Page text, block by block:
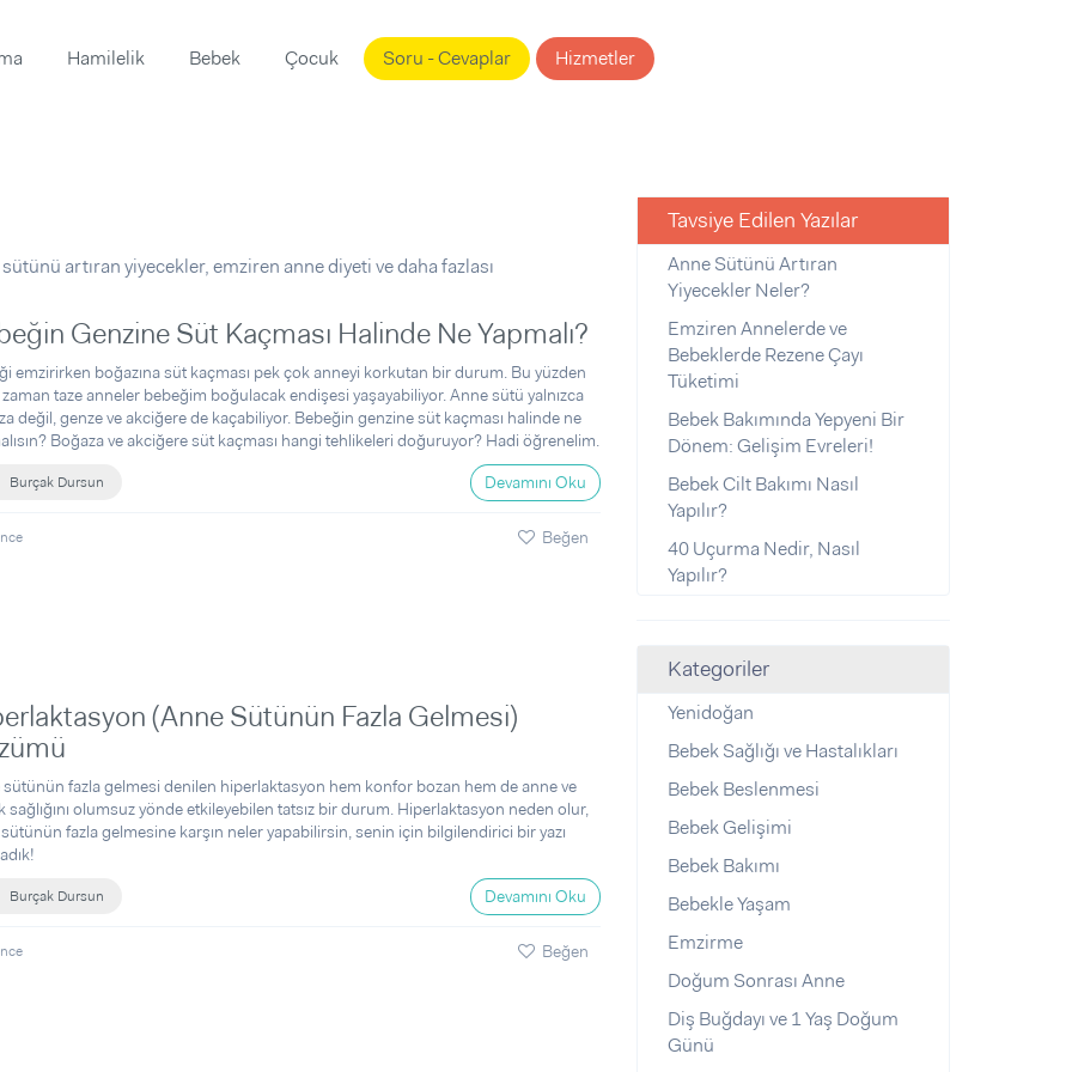
Hamilelik Bebek Çocuk Soru - Cevaplar Hizmetler
artıran yiyecekler, emziren anne diyeti ve daha fazlası
Genzine Süt Kaçması Halinde Ne Yapmalı?
emzirirken boğazına süt kaçması pek çok anneyi korkutan bir durum. Bu yüzden
taze anneler bebeğim boğulacak endişesi yaşayabiliyor. Anne sütü yalnızca
değil, genze ve akciğere de kaçabiliyor. Bebeğin genzine süt kaçması halinde ne
Boğaza ve akciğere süt kaçması hangi tehlikeleri doğuruyor? Hadi öğrenelim.
Burçak Dursun Devamını Oku
Beğen
(Anne Sütünün Fazla Gelmesi)
fazla gelmesi denilen hiperlaktasyon hem konfor bozan hem de anne ve
sağlığını olumsuz yönde etkileyebilen tatsız bir durum. Hiperlaktasyon neden olur,
fazla gelmesine karşın neler yapabilirsin, senin için bilgilendirici bir yazı
Burçak Dursun Devamını Oku
Beğen
Tavsiye Edilen Yazılar
Anne Sütünü Artıran
Yiyecekler Neler?
Emziren Annelerde ve
Bebeklerde Rezene Çayı
Tüketimi
Bebek Bakımında Yepyeni Bir
Dönem: Gelişim Evreleri!
Bebek Cilt Bakımı Nasıl
Yapılır?
40 Uçurma Nedir, Nasıl
Yapılır?
Kategoriler
Yenidoğan
Bebek Sağlığı ve Hastalıkları
Bebek Beslenmesi
Bebek Gelişimi
Bebek Bakımı
Bebekle Yaşam
Emzirme
Doğum Sonrası Anne
Diş Buğdayı ve 1 Yaş Doğum
Günü